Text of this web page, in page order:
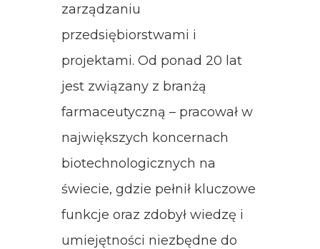
zarządzaniu
przedsiębiorstwami i
projektami. Od ponad 20 lat
jest związany z branżą
farmaceutyczną – pracował w
największych koncernach
biotechnologicznych na
świecie, gdzie pełnił kluczowe
funkcje oraz zdobył wiedzę i
umiejętności niezbędne do